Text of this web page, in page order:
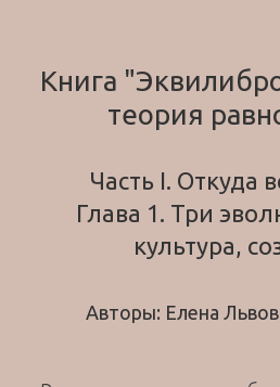
Книга
теория
Часть I. Откуда
Глава 1. Три
культура,
Авторы: Елена